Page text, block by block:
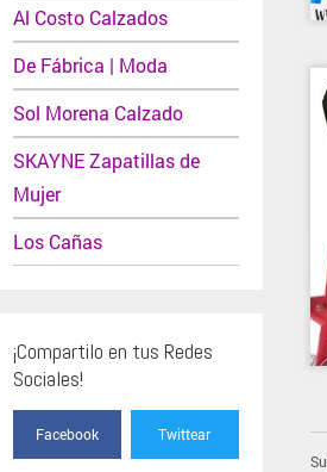
Al Costo Calzados
De Fábrica | Moda
Sol Morena Calzado
SKAYNE Zapatillas de
Mujer
Los Cañas
¡Compartilo en tus Redes
Sociales!
Facebook Twittear